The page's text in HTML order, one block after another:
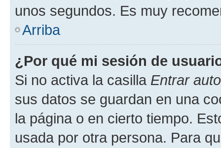
unos segundos. Es muy
Arriba
¿Por qué mi sesión de
Si no activa la casilla Entrar
sus datos se guardan en una
la página o en cierto tiempo.
usada por otra persona. Para